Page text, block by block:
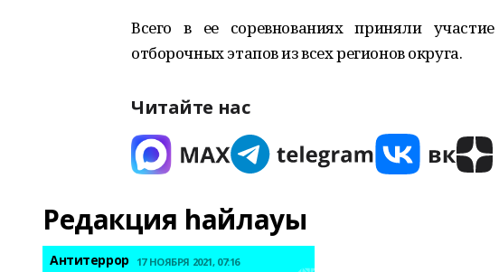
Всего в ее соревнованиях приняли
отборочных этапов из всех регионов округа.
Читайте нас
Редакция һайлауы
Антитеррор 17 НОЯБРЯ 2021, 07:16